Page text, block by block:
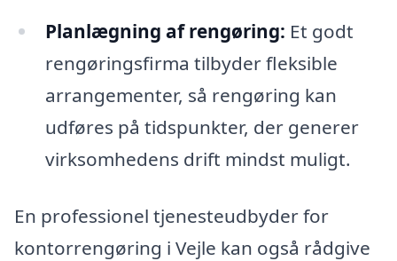
Planlægning af rengøring: Et godt
rengøringsfirma tilbyder fleksible
arrangementer, så rengøring kan
udføres på tidspunkter, der generer
virksomhedens drift mindst muligt.
En professionel tjenesteudbyder for
kontorrengøring i Vejle kan også rådgive